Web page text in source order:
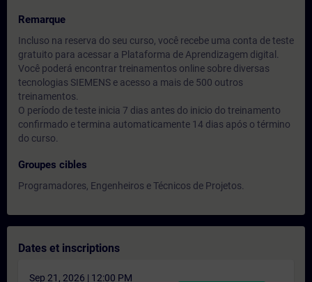
Remarque
Incluso na reserva do seu curso, você recebe uma conta de teste
gratuito para acessar a Plataforma de Aprendizagem digital.
Você poderá encontrar treinamentos online sobre diversas
tecnologias SIEMENS e acesso a mais de 500 outros
treinamentos.
O período de teste inicia 7 dias antes do inicio do treinamento
confirmado e termina automaticamente 14 dias após o término
do curso.
Groupes cibles
Programadores, Engenheiros e Técnicos de Projetos.
Dates et inscriptions
Sep 21, 2026 | 12:00 PM